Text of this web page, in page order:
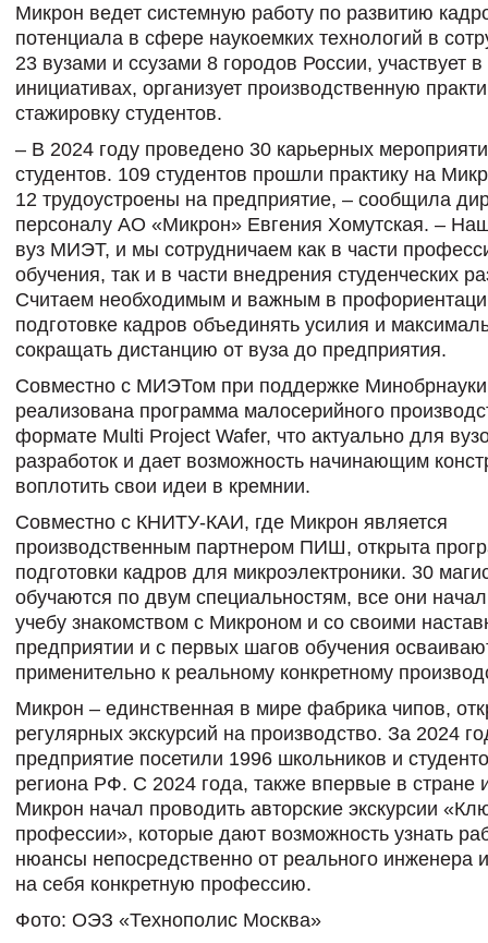
Микрон ведет системную работу по развитию
потенциала в сфере наукоемких технологий в
23 вузами и ссузами 8 городов России, участвует
инициативах, организует производственную
стажировку студентов.
– В 2024 году проведено 30 карьерных
студентов. 109 студентов прошли практику на
12 трудоустроены на предприятие, – сообщила
персоналу АО «Микрон» Евгения Хомутская. –
вуз МИЭТ, и мы сотрудничаем как в части
обучения, так и в части внедрения студенческих
Считаем необходимым и важным в
подготовке кадров объединять усилия и
сокращать дистанцию от вуза до предприятия.
Совместно с МИЭТом при поддержке
реализована программа малосерийного
формате Multi Project Wafer, что актуально для
разработок и дает возможность начинающим
воплотить свои идеи в кремнии.
Совместно с КНИТУ-КАИ, где Микрон является
производственным партнером ПИШ, открыта
подготовки кадров для микроэлектроники. 30
обучаются по двум специальностям, все они
учебу знакомством с Микроном и со своими
предприятии и с первых шагов обучения
применительно к реальному конкретному
Микрон – единственная в мире фабрика чипов,
регулярных экскурсий на производство. За 2024
предприятие посетили 1996 школьников и
региона РФ. С 2024 года, также впервые в стране
Микрон начал проводить авторские экскурсии
профессии», которые дают возможность узнать
нюансы непосредственно от реального инженера
на себя конкретную профессию.
Фото: ОЭЗ «Технополис Москва»